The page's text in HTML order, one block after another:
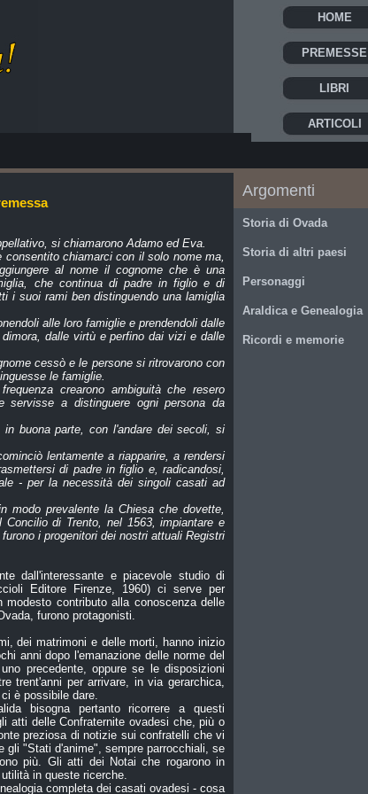
HOME
PREMESSE
LIBRI
ARTICOLI
si chiamarono Adamo ed Eva.
chiamarci con il solo nome ma,
al nome il cognome che è una
che continua di padre in figlio e di
i suoi rami ben distinguendo una lamiglia
alle loro famiglie e prendendoli dalle
dalle virtù e perfino dai vizi e dalle
cessò e le persone si ritrovarono con
le famiglie.
crearono ambiguità che resero
servisse a distinguere ogni persona da
buona parte, con l'andare dei secoli, si
lentamente a riapparire, a rendersi
di padre in figlio e, radicandosi,
- per la necessità dei singoli casati ad
modo prevalente la Chiesa che dovette,
di Trento, nel 1563, impiantare e
i progenitori dei nostri attuali Registri
dall'interessante e piacevole studio di
Editore Firenze, 1960) ci serve per
contributo alla conoscenza delle
furono protagonisti.
dei matrimoni e delle morti, hanno inizio
anni dopo l'emanazione delle norme del
precedente, oppure se le disposizioni
trent'anni per arrivare, in via gerarchica,
è possibile dare.
bisogna pertanto ricorrere a questi
atti delle Confraternite ovadesi che, più o
preziosa di notizie sui confratelli che vi
gli "Stati d'anime", sempre parrocchiali, se
più. Gli atti dei Notai che rogarono in
in queste ricerche.
completa dei casati ovadesi - cosa
Argomenti
Storia di Ovada
Storia di altri paesi
Personaggi
Araldica e Genealogia
Ricordi e memorie